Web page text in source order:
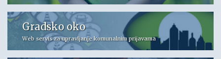
Gradsko oko
Web servis za upravljanje komunalnim prijavama